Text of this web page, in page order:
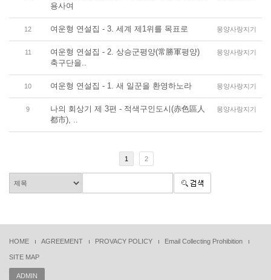
용사여
12 여운형 연설집 - 3. 세계 제1위를 목표로 몽양사랑지기
11
여운형 연설집 - 2. 상승군평양(常勝軍평양)
축구단을..
몽양사랑지기
10 여운형 연설집 - 1. 새 일꾼을 환영하노라 몽양사랑지기
9
나의 회상기 제 3편 - 적색구인도시(赤色區人
都市), ..
몽양사랑지기
1 2
HOME AGREEMENT PROVACY POLICY Email Collecting Prohibition
SITE MAP
ADMIN